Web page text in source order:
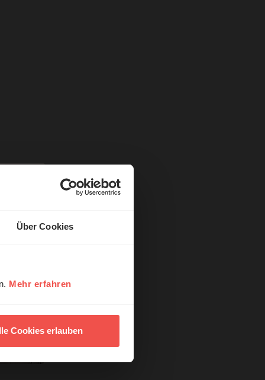
Über Cookies
Mehr erfahren
Cookies erlauben